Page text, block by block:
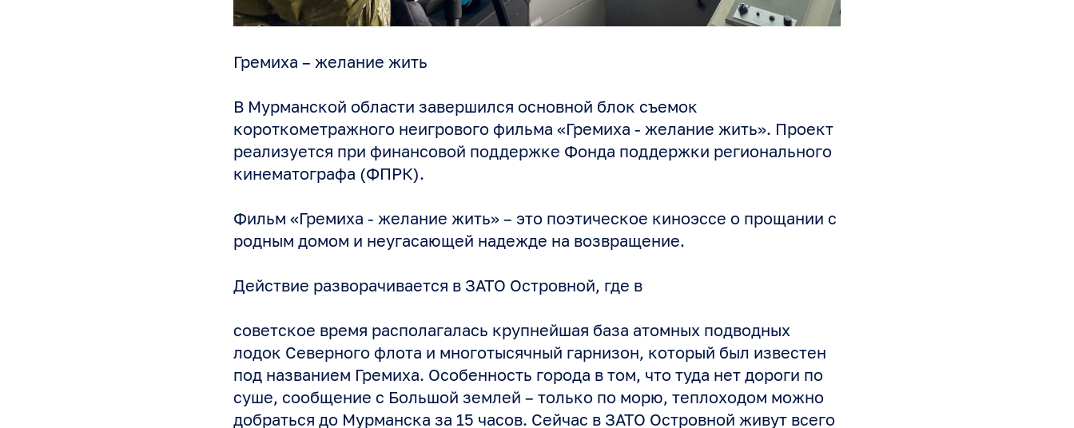
Гремиха – желание жить
В Мурманской области завершился основной блок съемок
короткометражного неигрового фильма «Гремиха - желание жить». Проект
реализуется при финансовой поддержке Фонда поддержки регионального
кинематографа (ФПРК).
Фильм «Гремиха - желание жить» – это поэтическое киноэссе о прощании с
родным домом и неугасающей надежде на возвращение.
Действие разворачивается в ЗАТО Островной, где в
советское время располагалась крупнейшая база атомных подводных
лодок Северного флота и многотысячный гарнизон, который был известен
под названием Гремиха. Особенность города в том, что туда нет дороги по
суше, сообщение с Большой землей – только по морю, теплоходом можно
добраться до Мурманска за 15 часов. Сейчас в ЗАТО Островной живут всего